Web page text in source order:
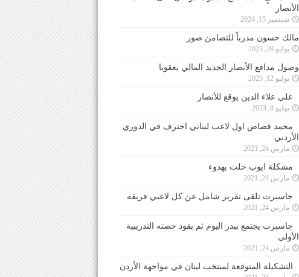
الأنصار
سبتمبر 15, 2024
مالك حسون مدرباً للتضامن صور
يوليو 28, 2023
وصول مدافع الأنصار الجديد المالي يعقوبا
يوليو 12, 2023
علي علاء الدين يوقع للأنصار
يوليو 8, 2023
محمد قصاص اول لاعب لبناني احترف في الدوري
الأردني
مارس 24, 2021
مشكلة ايوب حلت بهدوء
مارس 24, 2021
جاسبرت تلقى تقرير شامل عن كل لاعبي فريقه
مارس 24, 2021
جاسبرت يجتمع ببدر اليوم ثم يقود حصته التدريبية
الأولى
مارس 24, 2021
التشكيلة المتوقعة لمنتخب لبنان في مواجهة الأردن